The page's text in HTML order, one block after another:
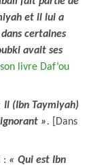
et il lui a
certaines
avait ses
livre Daf’ou
Il (Ibn Taymiyah)
». [Dans
: « Qui est Ibn